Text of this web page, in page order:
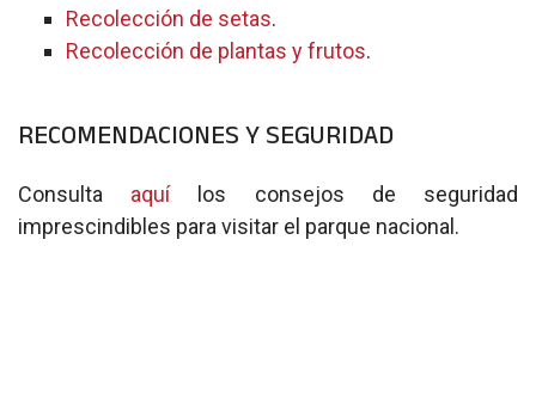
Recolección de setas.
Recolección de plantas y frutos.
RECOMENDACIONES Y SEGURIDAD
Consulta aquí
los consejos de seguridad
imprescindibles para visitar el parque nacional.